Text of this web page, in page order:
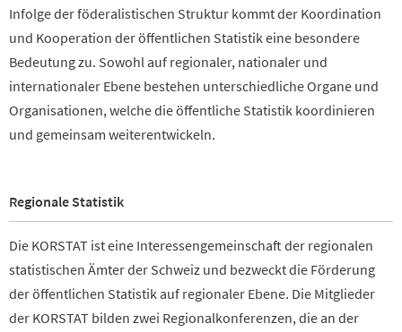
Infolge der föderalistischen Struktur kommt der Koordination
und Kooperation der öffentlichen Statistik eine besondere
Bedeutung zu. Sowohl auf regionaler, nationaler und
internationaler Ebene bestehen unterschiedliche Organe und
Organisationen, welche die öffentliche Statistik koordinieren
und gemeinsam weiterentwickeln.
Regionale Statistik
Die KORSTAT ist eine Interessengemeinschaft der regionalen
statistischen Ämter der Schweiz und bezweckt die Förderung
der öffentlichen Statistik auf regionaler Ebene. Die Mitglieder
der KORSTAT bilden zwei Regionalkonferenzen, die an der